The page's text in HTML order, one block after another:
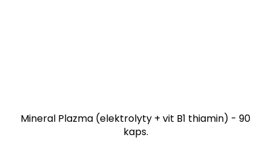
Mineral Plazma (elektrolyty + vit B1 thiamin) - 90
kaps.